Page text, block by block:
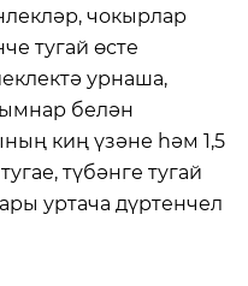
чокырлар
тугай өсте
урнаша,
белән
киң үзәне һәм 1,5
түбәнге тугай
уртача дүртенчел